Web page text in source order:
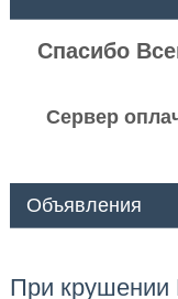
Спасибо
Сервер
Объявления
При крушении